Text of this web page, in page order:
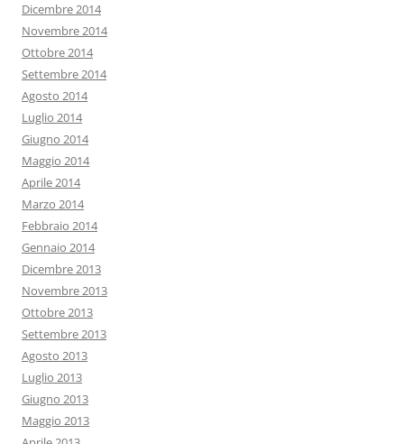
Dicembre 2014
Novembre 2014
Ottobre 2014
Settembre 2014
Agosto 2014
Luglio 2014
Giugno 2014
Maggio 2014
Aprile 2014
Marzo 2014
Febbraio 2014
Gennaio 2014
Dicembre 2013
Novembre 2013
Ottobre 2013
Settembre 2013
Agosto 2013
Luglio 2013
Giugno 2013
Maggio 2013